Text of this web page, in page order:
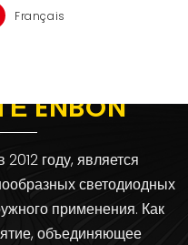
Français
ENBON
году, является
светодиодных
применения. Как
объединяющее